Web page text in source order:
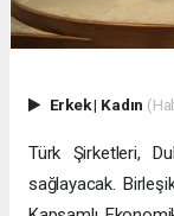
Erkek| Kadın
Türk Şirketleri,
sağlayacak.